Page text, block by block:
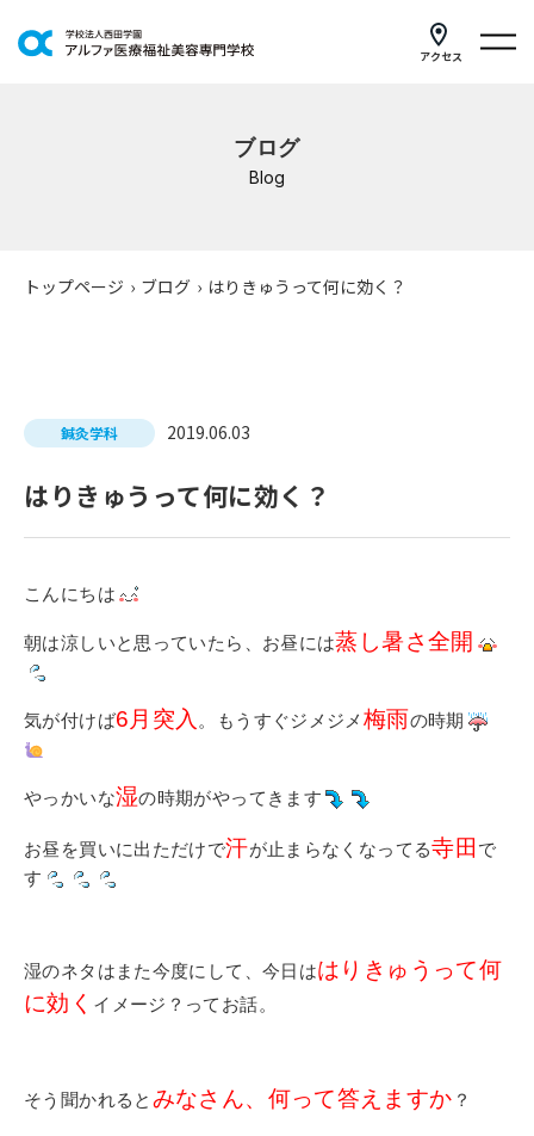
アクセス
研修・講座
公共職業訓練
在校生の皆さまへ
卒業生の皆さまへ
新着情報
コラム
インターネット出願
個人情報の取り扱いについて
ブログ
Blog
トップページ › ブログ › はりきゅうって何に効く？
鍼灸学科 2019.06.03
はりきゅうって何に効く？
こんにちは
朝は涼しいと思っていたら、お昼には蒸し暑さ全開
気が付けば6月突入 。もうすぐジメジメ 梅雨の時期
やっかいな湿の時期がやってきます
お昼を買いに出ただけで汗が止まらなくなってる寺田 で
す
湿のネタはまた今度にして、今日ははりきゅうって何
に効く イメージ？ってお話。
そう聞かれると みなさん、何って答えますか ？